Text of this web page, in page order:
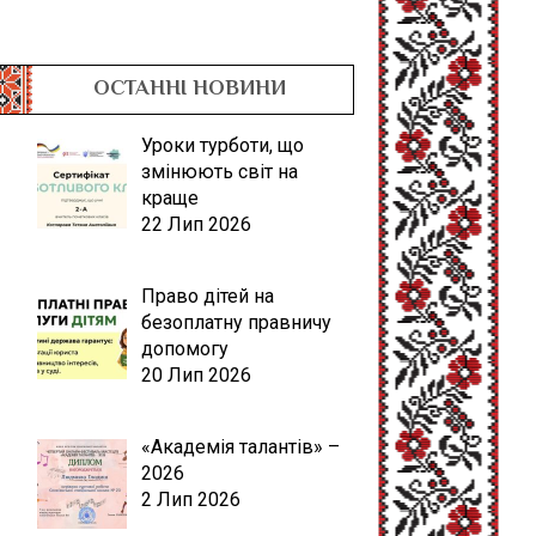
ОСТАННІ НОВИНИ
Уроки турботи, що
змінюють світ на
краще
22 Лип 2026
Право дітей на
безоплатну правничу
допомогу
20 Лип 2026
«Академія талантів» –
2026
2 Лип 2026